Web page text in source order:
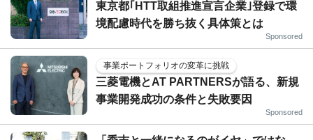
東京都｢HTT取組推進宣言企業｣登録で環
境配慮時代を勝ち抜く具体策とは
Sponsored
事業ポートフォリオの変革に挑戦
三菱電機とAT PARTNERSが語る、新規
事業開発成功の条件と失敗要因
Sponsored